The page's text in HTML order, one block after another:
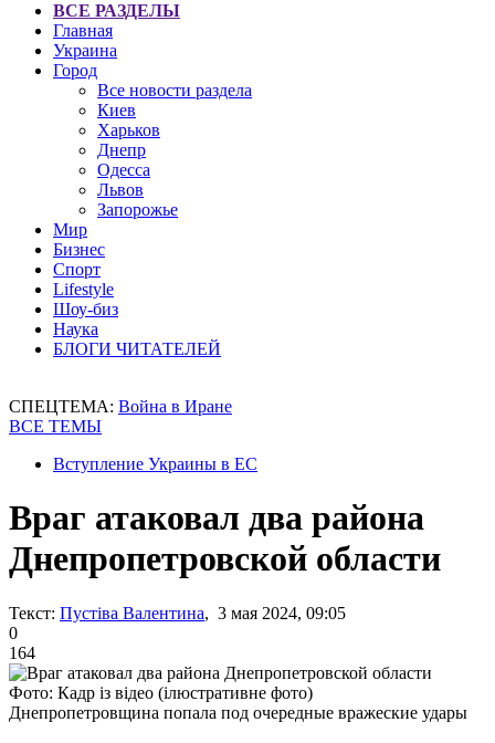
ВСЕ РАЗДЕЛЫ
Главная
Украина
Город
Все новости раздела
Киев
Харьков
Днепр
Одесса
Львов
Запорожье
Мир
Бизнес
Спорт
Lifestyle
Шоу-биз
Наука
БЛОГИ ЧИТАТЕЛЕЙ
СПЕЦТЕМА: Война в Иране
ВСЕ ТЕМЫ
Вступление Украины в ЕС
Враг атаковал два района
Днепропетровской области
Текст: Пустіва Валентина, 3 мая 2024, 09:05
0
164
Фото: Кадр із відео (ілюстративне фото)
Днепропетровщина попала под очередные вражеские удары